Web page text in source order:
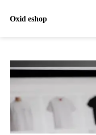
Oxid eshop